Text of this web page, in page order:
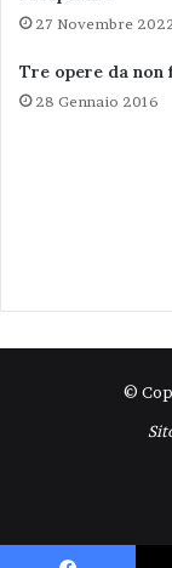
27 Novembre
Tre opere da non
28 Gennaio 2016
©